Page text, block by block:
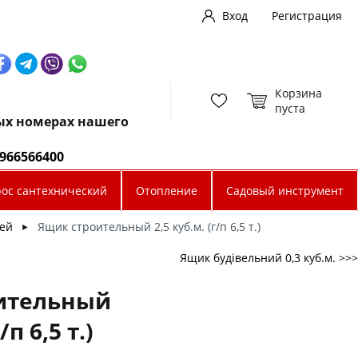
Вход
Регистрация
номерах нашего
Корзина
пуста
сантехнический Отопление Садовый инструмент
► Ящик строительный 2,5 куб.м. (г/п 6,5 т.)
Ящик будівельний 0,3 куб.м. >>>
6,5 т.)